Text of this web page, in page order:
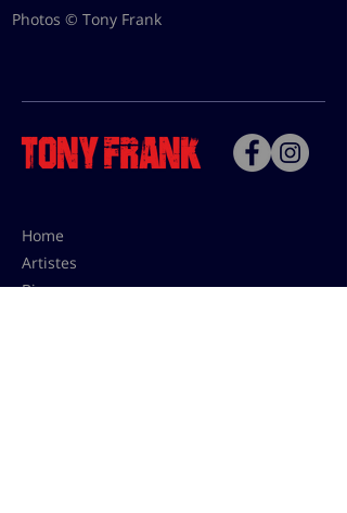
Photos © Tony Frank
Home
Artistes
Bio